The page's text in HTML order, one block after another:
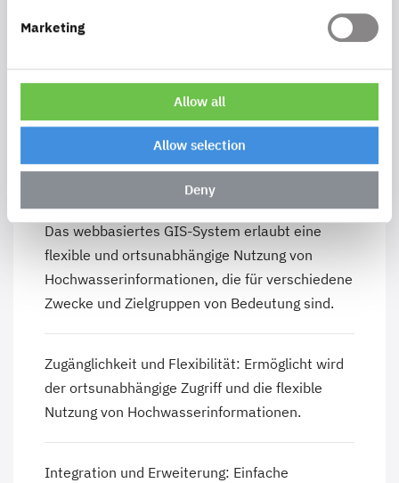
Marketing
Allow all
Allow selection
Deny
Der Nutzen
Das webbasiertes GIS-System erlaubt eine
flexible und ortsunabhängige Nutzung von
Hochwasserinformationen, die für verschiedene
Zwecke und Zielgruppen von Bedeutung sind.
Zugänglichkeit und Flexibilität: Ermöglicht wird
der ortsunabhängige Zugriff und die flexible
Nutzung von Hochwasserinformationen.
Integration und Erweiterung: Einfache